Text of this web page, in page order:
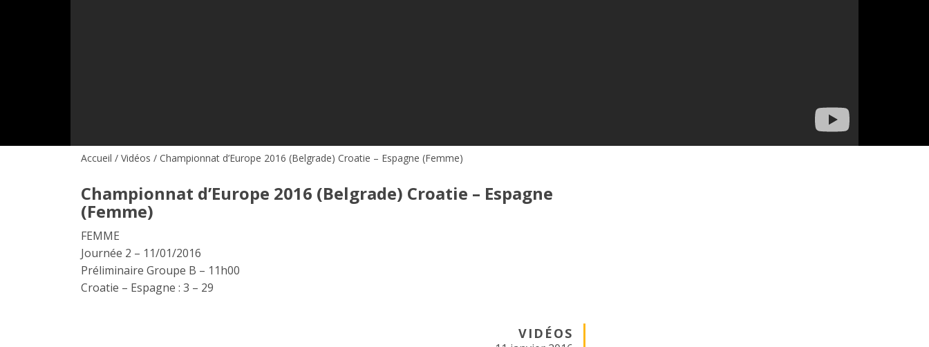
Accueil / Vidéos / Championnat d’Europe 2016 (Belgrade) Croatie – Espagne (Femme)
Championnat d’Europe 2016 (Belgrade) Croatie – Espagne
(Femme)
FEMME
Journée 2 – 11/01/2016
Préliminaire Groupe B – 11h00
Croatie – Espagne : 3 – 29
VIDÉOS